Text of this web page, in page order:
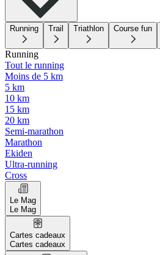
Running Trail Triathlon Course fun
Running
Tout le running
Moins de 5 km
5 km
10 km
15 km
20 km
Semi-marathon
Marathon
Ekiden
Ultra-running
Cross
Le Mag
Le Mag
Cartes cadeaux
Cartes cadeaux